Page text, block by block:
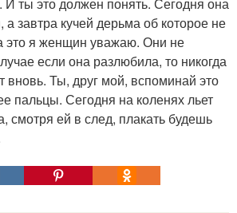
И ты это должен понять. Сегодня она
а завтра кучей дерьма об которое не
это я женщин уважаю. Они не
если она разлюбила, то никогда
Ты, друг мой, вспоминай это
пальцы. Сегодня на коленях льет
смотря ей в след, плакать будешь